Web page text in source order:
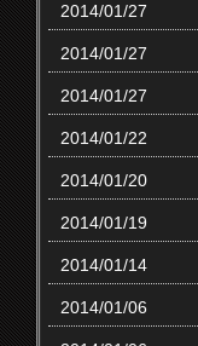
2014/01/27
2014/01/27
2014/01/27
2014/01/22
2014/01/20
2014/01/19
2014/01/14
2014/01/06